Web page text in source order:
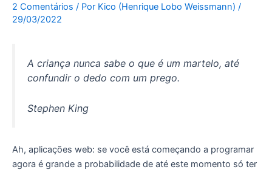
2 Comentários / Por Kico (Henrique Lobo Weissmann) /
29/03/2022
A criança nunca sabe o que é um martelo, até
confundir o dedo com um prego.
Stephen King
Ah, aplicações web: se você está começando a programar
agora é grande a probabilidade de até este momento só ter